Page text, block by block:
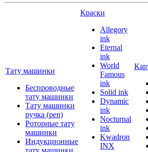
Тату машинки
Беспроводные
тату машинки
Тату машинки
ручка (pen)
Роторные тату
машинки
Индукционные
тату машинки
Краски
Allegory
ink
Eternal
ink
World
Famous
ink
Solid ink
Dynamic
ink
Nocturnal
ink
Kwadron
INX